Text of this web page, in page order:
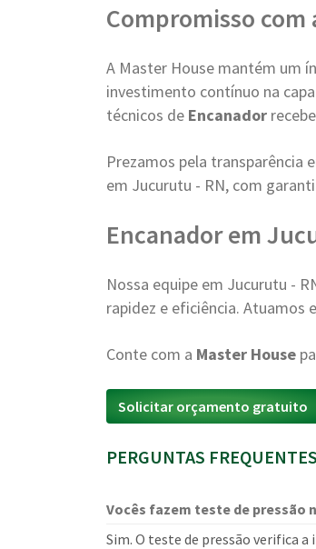
Compromisso com
A Master House mantém um
investimento contínuo na
técnicos de Encanador
Prezamos pela transparência
em Jucurutu - RN, com
Encanador em
Nossa equipe em Jucurutu -
rapidez e eficiência. Atuamos
Conte com a Master House
Solicitar orçamento gratuito
PERGUNTAS
Vocês fazem teste de pressão
Sim. O teste de pressão verifica